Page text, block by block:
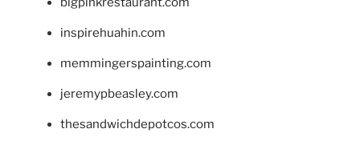
inspirehuahin.com
memmingerspainting.com
jeremypbeasley.com
thesandwichdepotcos.com